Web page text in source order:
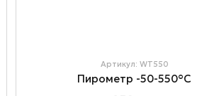
Артикул: WT550
Пирометр -50-550°C